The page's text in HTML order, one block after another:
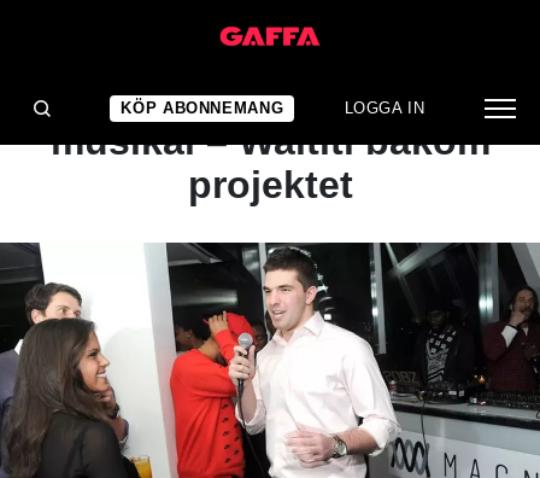
KÖP ABONNEMANG LOGGA IN
NYHET
Skandalfestival blir
musikal – Waititi bakom
projektet